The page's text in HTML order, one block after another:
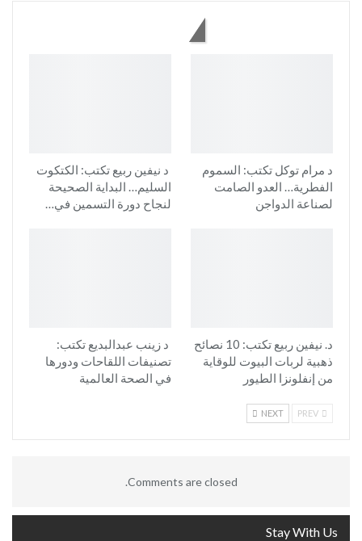
د مرام توكل تكتب: السموم
الفطرية… العدو الصامت
لصناعة الدواجن
د نيفين ربيع تكتب: الكتكوت
السليم… البداية الصحيحة
لنجاح دورة التسمين في…
د. نيفين ربيع تكتب: 10 نصائح
ذهبية لربات البيوت للوقاية
من إنفلونزا الطيور
د زينب عبدالبديع تكتب:
تصنيفات اللقاحات ودورها
في الصحة العالمية
NEXT
Comments are closed.
Stay With Us